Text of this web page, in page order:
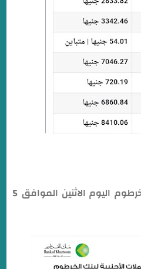
أسعار العملات في بنك الخرطوم اليوم الاثنين الموافق 5